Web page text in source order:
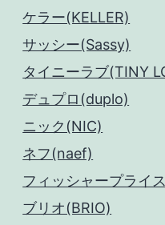
ケラー(KELLER)
サッシー(Sassy)
タイニーラブ(TINY
デュプロ(duplo)
ニック(NIC)
ネフ(naef)
フィッシャープライ
ブリオ(BRIO)